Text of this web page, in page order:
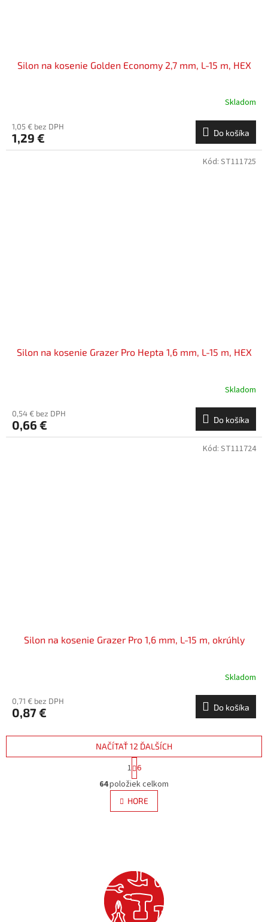
Silon na kosenie Golden Economy 2,7 mm, L-15 m, HEX
Skladom
1,05 € bez DPH
1,29 € Do košíka
Silon na kosenie Grazer Pro Hepta 1,6 mm, L-15 m, HEX
Skladom
0,54 € bez DPH
0,66 € Do košíka
Kód: ST111725
Silon na kosenie Grazer Pro 1,6 mm, L-15 m, okrúhly
Skladom
0,71 € bez DPH
0,87 € Do košíka
Kód: ST111724
O
v
l
á
e
p
r
v
k
NAČÍTAŤ 12 ĎALŠÍCH
S
t
r
á
n
k
e
1 6
64položiek celkom
HORE